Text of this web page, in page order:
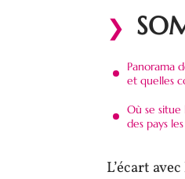
Panorama
et quelles
Où se situe
des pays
L’écart